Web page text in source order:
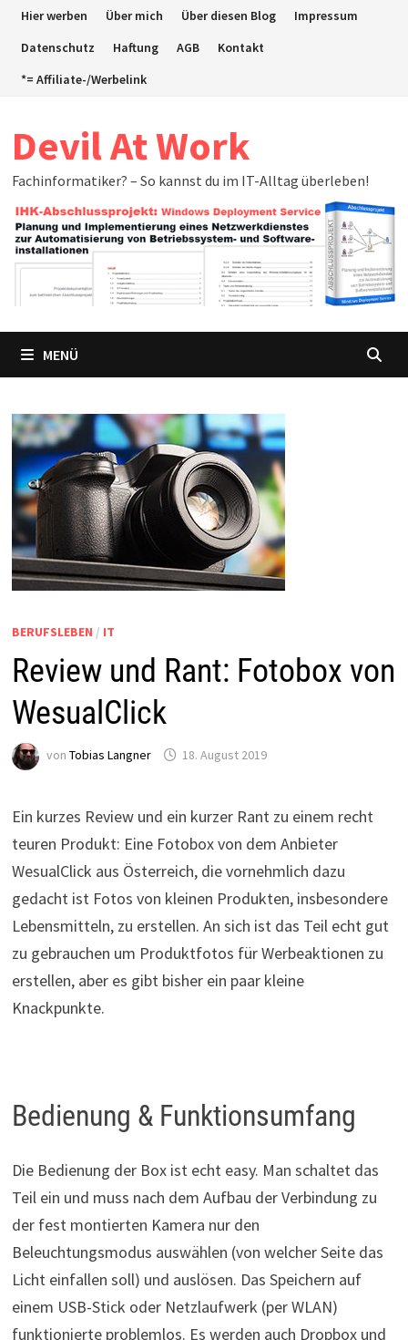
ZumHier werben Über mich Über diesen Blog
Impressum
Datenschutz
Haftung AGB
Kontakt
*= Affiliate-/Werbelink
Devil At Work
Fachinformatiker? – So kannst du im IT-Alltag überleben!
MENÜ
BERUFSLEBEN / IT
Review und Rant: Fotobox von
WesualClick
von Tobias Langner 18. August 2019
Ein kurzes Review und ein kurzer Rant zu einem recht
teuren Produkt: Eine Fotobox von dem Anbieter
WesualClick aus Österreich, die vornehmlich dazu
gedacht ist Fotos von kleinen Produkten, insbesondere
Lebensmitteln, zu erstellen. An sich ist das Teil echt gut
zu gebrauchen um Produktfotos für Werbeaktionen zu
erstellen, aber es gibt bisher ein paar kleine
Knackpunkte.
Bedienung & Funktionsumfang
Die Bedienung der Box ist echt easy. Man schaltet das
Teil ein und muss nach dem Aufbau der Verbindung zu
der fest montierten Kamera nur den
Beleuchtungsmodus auswählen (von welcher Seite das
Licht einfallen soll) und auslösen. Das Speichern auf
einem USB-Stick oder Netzlaufwerk (per WLAN)
funktionierte problemlos. Es werden auch Dropbox und